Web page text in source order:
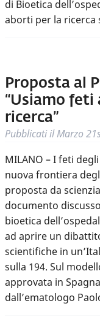
di Bioetica
aborti per la ricerca
Proposta al
“Usiamo
ricerca”
Pubblicati ilMarzo
MILANO – I feti
nuova frontiera
proposta da
documento
bioetica
ad aprire un
scientifiche in
sulla 194. Sul
approvata in
dall’ematologo